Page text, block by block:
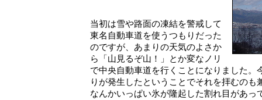
当初は雪や路面の凍結を警戒して
東名自動車道を使うつもりだった
のですが、あまりの天気のよさか
ら「山見るぞ山！」とか変なノリ
で中央自動車道を行くことになりました。
りが発生したということでそれを拝むのも
なんかいっぱい氷が隆起した割れ目があっ